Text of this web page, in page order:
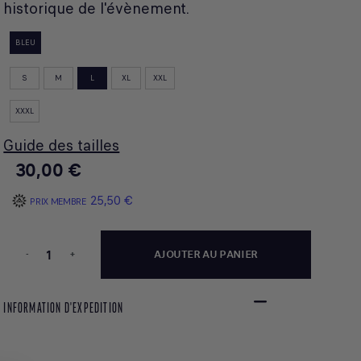
historique de l'évènement.
BLEU
S M L XL XXL
XXXL
Guide des tailles
30,00 €
PRIX MEMBRE 25,50 €
- + AJOUTER AU PANIER
INFORMATION D'EXPEDITION